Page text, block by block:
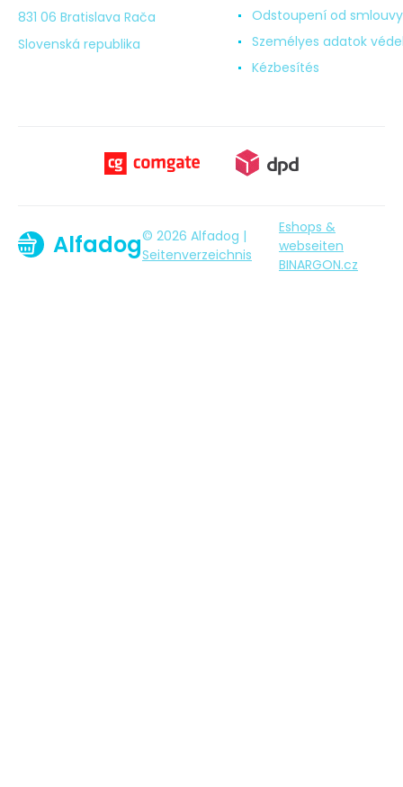
831 06 Bratislava Rača
Slovenská republika
Odstoupení od smlouvy
Személyes adatok
Kézbesítés
Alfadog© 2026 Alfadog |
Seitenverzeichnis
Eshops &
webseiten
BINARGON.cz